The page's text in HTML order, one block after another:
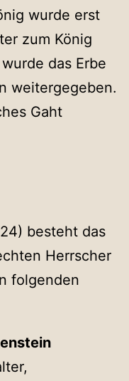
wurde erst
zum König
das Erbe
weitergegeben.
Gaht
besteht das
Herrscher
folgenden